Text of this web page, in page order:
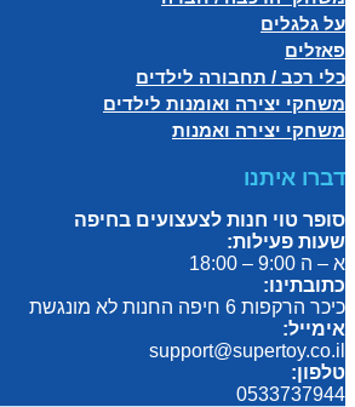
על גלגלים
פאזלים
כלי רכב / תחבורה לילדים
משחקי יצירה ואומנות לילדים
משחקי יצירה ואמנות
דברו איתנו
סופר טוי חנות לצעצועים בחיפה
שעות פעילות:
א – ה 9:00 – 18:00
כתובתינו:
כיכר הרקפות 6 חיפה החנות לא מונגשת
אימייל:
support@supertoy.co.il
טלפון:
0533737944